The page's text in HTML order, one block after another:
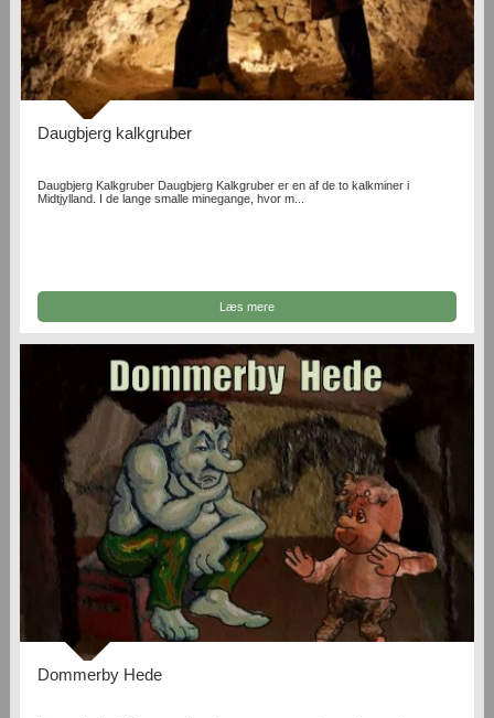
Daugbjerg kalkgruber
Daugbjerg Kalkgruber Daugbjerg Kalkgruber er en af de to kalkminer i
Midtjylland. I de lange smalle minegange, hvor m...
Læs mere
Dommerby Hede